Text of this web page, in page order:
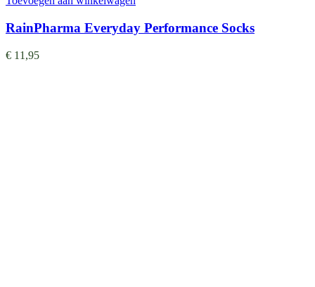
RainPharma Everyday Performance Socks
€ 11,95